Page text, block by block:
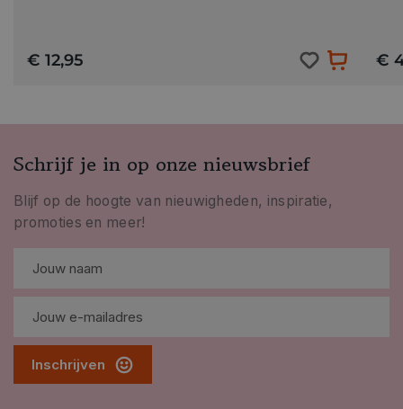
€ 12,95 €
Schrijf je in op onze nieuwsbrief
Blijf op de hoogte van nieuwigheden, inspiratie,
promoties en meer!
Inschrijven